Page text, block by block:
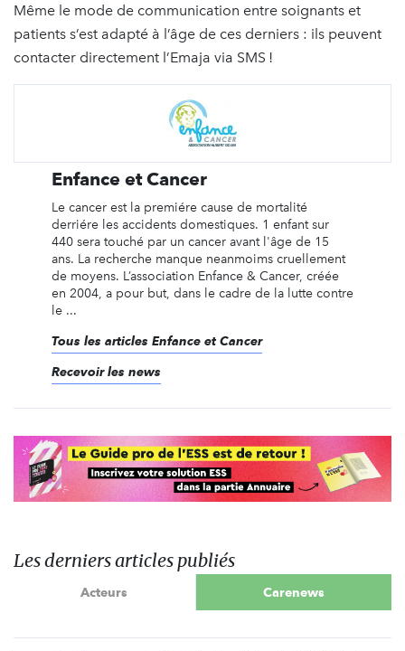
Même le mode de communication entre soignants et
patients s’est adapté à l’âge de ces derniers : ils peuvent
contacter directement l’Emaja via SMS !
Enfance et Cancer
Le cancer est la premiére cause de mortalité
derriére les accidents domestiques. 1 enfant sur
440 sera touché par un cancer avant l'âge de 15
ans. La recherche manque neanmoims cruellement
de moyens. L’association Enfance & Cancer, créée
en 2004, a pour but, dans le cadre de la lutte contre
le ...
Tous les articles Enfance et Cancer
Recevoir les news
Les derniers articles publiés
Acteurs Carenews